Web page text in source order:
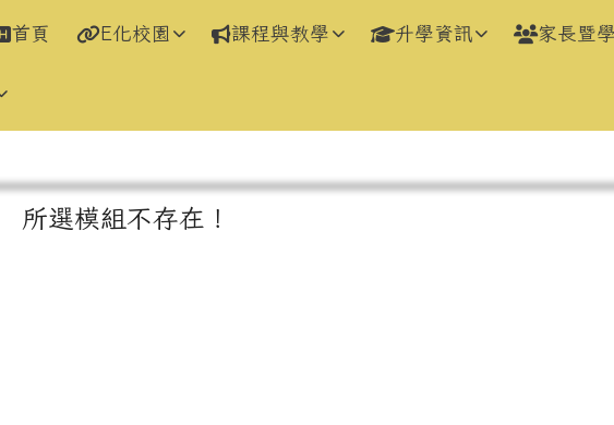
首頁 E化校園 課程與教學 升學資訊 家長暨
主內容區域
所選模組不存在！